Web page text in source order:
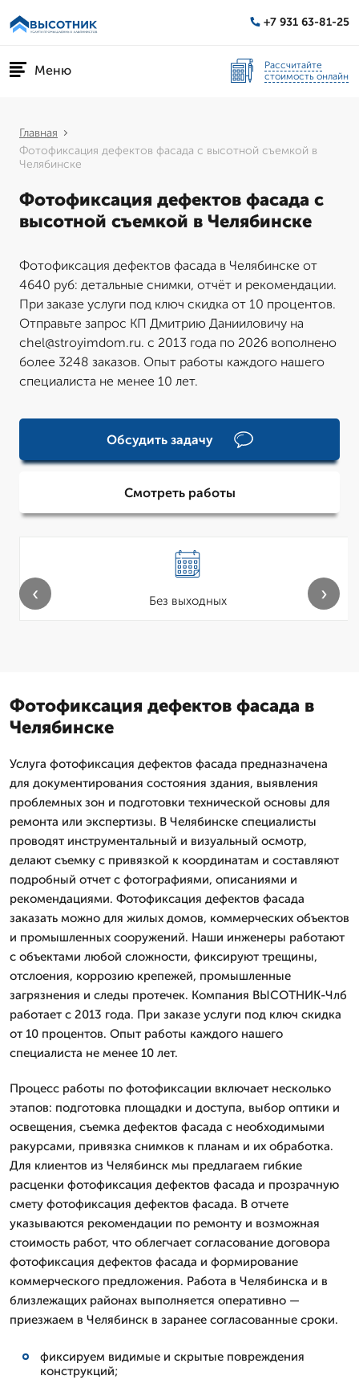
+7 931 63-81-25
Меню
Рассчитайте
стоимость онлайн
Главная
Фотофиксация дефектов фасада с высотной съемкой в
Челябинске
Фотофиксация дефектов фасада с
высотной съемкой в Челябинске
Фотофиксация дефектов фасада в Челябинске от
4640 руб: детальные снимки, отчёт и рекомендации.
При заказе услуги под ключ скидка от 10 процентов.
Отправьте запрос КП Дмитрию Данииловичу на
chel@stroyimdom.ru. с 2013 года по 2026 вополнено
более 3248 заказов. Опыт работы каждого нашего
специалиста не менее 10 лет.
Обсудить задачу
Смотреть работы
Без выходных
‹ ›
Фотофиксация дефектов фасада в
Челябинске
Услуга фотофиксация дефектов фасада предназначена
для документирования состояния здания, выявления
проблемных зон и подготовки технической основы для
ремонта или экспертизы. В Челябинске специалисты
проводят инструментальный и визуальный осмотр,
делают съемку с привязкой к координатам и составляют
подробный отчет с фотографиями, описаниями и
рекомендациями. Фотофиксация дефектов фасада
заказать можно для жилых домов, коммерческих объектов
и промышленных сооружений. Наши инженеры работают
с объектами любой сложности, фиксируют трещины,
отслоения, коррозию крепежей, промышленные
загрязнения и следы протечек. Компания ВЫСОТНИК-Члб
работает с 2013 года. При заказе услуги под ключ скидка
от 10 процентов. Опыт работы каждого нашего
специалиста не менее 10 лет.
Процесс работы по фотофиксации включает несколько
этапов: подготовка площадки и доступа, выбор оптики и
освещения, съемка дефектов фасада с необходимыми
ракурсами, привязка снимков к планам и их обработка.
Для клиентов из Челябинск мы предлагаем гибкие
расценки фотофиксация дефектов фасада и прозрачную
смету фотофиксация дефектов фасада. В отчете
указываются рекомендации по ремонту и возможная
стоимость работ, что облегчает согласование договора
фотофиксация дефектов фасада и формирование
коммерческого предложения. Работа в Челябинска и в
близлежащих районах выполняется оперативно —
приезжаем в Челябинск в заранее согласованные сроки.
фиксируем видимые и скрытые повреждения
конструкций;